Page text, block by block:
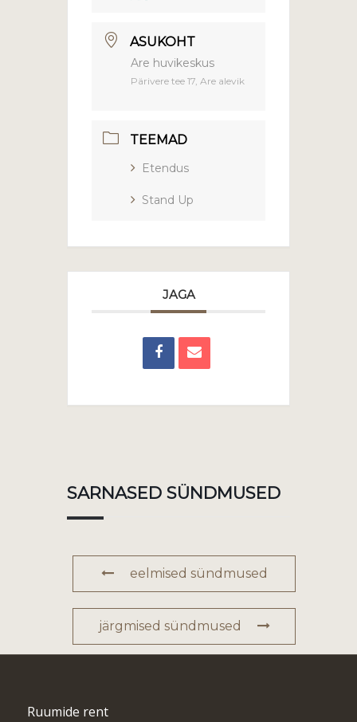
ASUKOHT
Are huvikeskus
Pärivere tee 17, Are alevik
TEEMAD
Etendus
Stand Up
JAGA
SARNASED SÜNDMUSED
eelmised sündmused
järgmised sündmused
Ruumide rent